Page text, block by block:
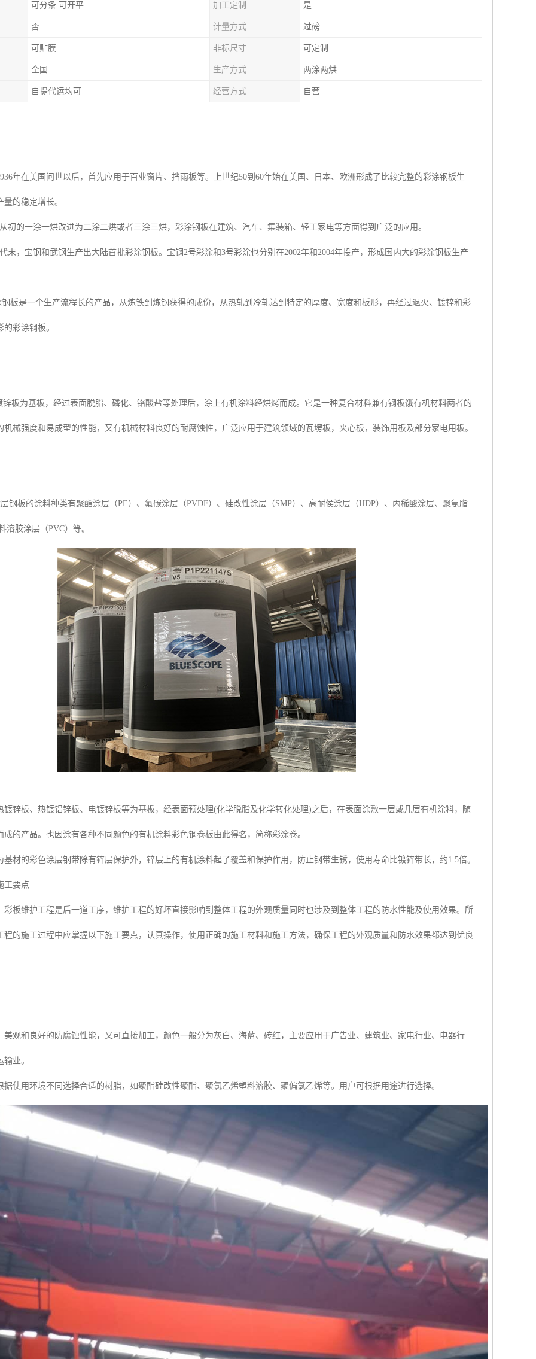
可分条 可开平 加工定制 是
否 计量方式 过磅
可贴膜 非标尺寸 可定制
全国 生产方式 两涂两烘
自提代运均可 经营方式 自营
年在美国问世以后，首先应用于百业窗片、挡雨板等。上世纪50到60年始在美国、日本、欧洲形成了比较完整的彩涂钢板生
的稳定增长。
的一涂一烘改进为二涂二烘或者三涂三烘，彩涂钢板在建筑、汽车、集装箱、轻工家电等方面得到广泛的应用。
，宝钢和武钢生产出大陆首批彩涂钢板。宝钢2号彩涂和3号彩涂也分别在2002年和2004年投产，形成国内大的彩涂钢板生产
是一个生产流程长的产品，从炼铁到炼钢获得的成份，从热轧到冷轧达到特定的厚度、宽度和板形，再经过退火、镀锌和彩
彩涂钢板。
板为基板，经过表面脱脂、磷化、铬酸盐等处理后，涂上有机涂料经烘烤而成。它是一种复合材料兼有钢板饿有机材料两者的
机械强度和易成型的性能，又有机械材料良好的耐腐蚀性，广泛应用于建筑领域的瓦塄板，夹心板，装饰用板及部分家电用板。
钢板的涂料种类有聚酯涂层（PE）、氟碳涂层（PVDF）、硅改性涂层（SMP）、高耐侯涂层（HDP）、丙稀酸涂层、聚氨脂
溶胶涂层（PVC）等。
镀锌板、热镀铝锌板、电镀锌板等为基板，经表面预处理(化学脱脂及化学转化处理)之后，在表面涂敷一层或几层有机涂料，随
成的产品。也因涂有各种不同颜色的有机涂料彩色钢卷板由此得名，简称彩涂卷。
基材的彩色涂层钢带除有锌层保护外，锌层上的有机涂料起了覆盖和保护作用，防止钢带生锈，使用寿命比镀锌带长，约1.5倍。
工要点
彩板维护工程是后一道工序，维护工程的好坏直接影响到整体工程的外观质量同时也涉及到整体工程的防水性能及使用效果。所
程的施工过程中应掌握以下施工要点，认真操作，使用正确的施工材料和施工方法，确保工程的外观质量和防水效果都达到优良
美观和良好的防腐蚀性能，又可直接加工，颜色一般分为灰白、海蓝、砖红，主要应用于广告业、建筑业、家电行业、电器行
业。
据使用环境不同选择合适的树脂，如聚酯硅改性聚酯、聚氯乙烯塑料溶胶、聚偏氯乙烯等。用户可根据用途进行选择。